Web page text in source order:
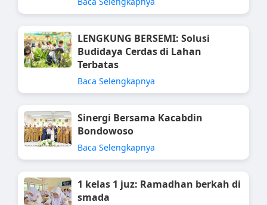
LENGKUNG BERSEMI: Solusi
Budidaya Cerdas di Lahan
Terbatas
Baca Selengkapnya
Sinergi Bersama Kacabdin
Bondowoso
Baca Selengkapnya
1 kelas 1 juz: Ramadhan berkah di
smada